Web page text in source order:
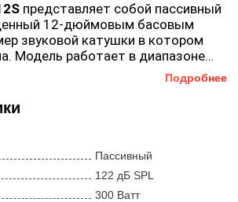
представляет собой пассивный
12-дюймовым басовым
звуковой катушки в котором
Модель работает в диапазоне
2800 Гц, а показатель мощности
300 Вт. Сабвуфер заключен в
изготовленный из фанеры.
предохраняет поверхности
и других повреждений.
его подключения к усилителю.
производитель рекомендует
М2000. В нижней части
адаптер для монтажа в
Подробнее
Пассивный
122 дБ SPL
300 Ватт